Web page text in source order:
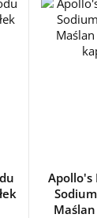
Apollo's